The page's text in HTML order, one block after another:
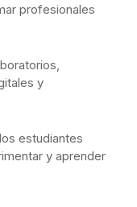
profesionales
y
estudiantes
y aprender